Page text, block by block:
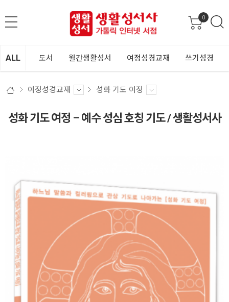
0
ALL 도서 월간생활성서 여정성경교재 쓰기성경
여정성경교재 성화 기도 여정
성화 기도 여정 – 예수 성심 호칭 기도 / 생활성서사